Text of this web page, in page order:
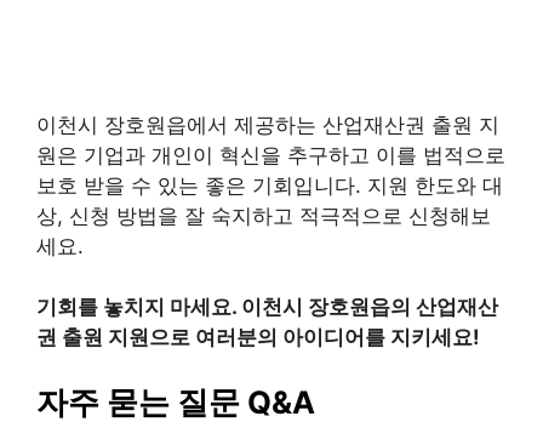
이천시 장호원읍에서 제공하는 산업재산권 출원 지
원은 기업과 개인이 혁신을 추구하고 이를 법적으로
보호 받을 수 있는 좋은 기회입니다. 지원 한도와 대
상, 신청 방법을 잘 숙지하고 적극적으로 신청해보
세요.
기회를 놓치지 마세요. 이천시 장호원읍의 산업재산
권 출원 지원으로 여러분의 아이디어를 지키세요!
자주 묻는 질문 Q&A